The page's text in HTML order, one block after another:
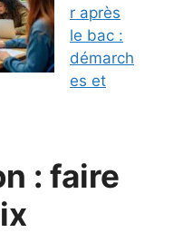
r après
le bac :
démarch
es et
: faire